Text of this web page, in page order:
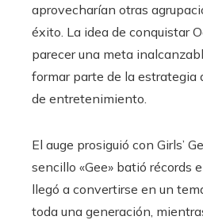
aprovecharían otras
éxito. La idea de conquistar
parecer una meta
formar parte de la estrategia
de entretenimiento.
El auge prosiguió con Girls’
sencillo «Gee» batió récords
llegó a convertirse en un
toda una generación,